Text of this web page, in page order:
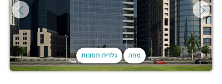
מפה גלרית תמונות